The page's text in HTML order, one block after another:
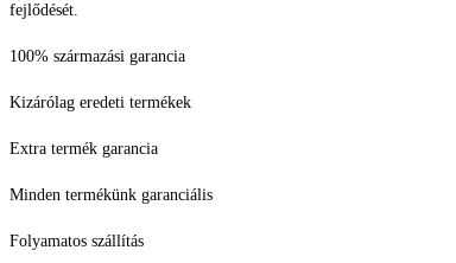
fejlődését.
100% származási garancia
Kizárólag eredeti termékek
Extra termék garancia
Minden termékünk garanciális
Folyamatos szállítás